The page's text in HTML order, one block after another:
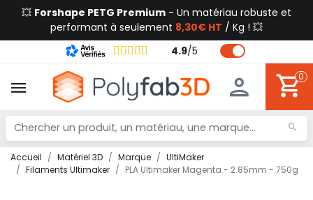
💥 Forshape PETG Premium - Un matériau robuste et
performant à seulement 8,30€ HT / Kg ! 💥
4.9/5
0
Accueil Matériel 3D Marque
UltiMaker
Filaments Ultimaker
PLA Ultimaker Magenta - 2.85mm - 750g